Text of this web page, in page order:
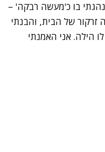
נהגתי בו כ'מעשה רבקה' –
זרקור של הבית, והבנתי
הילה. אני האמנתי